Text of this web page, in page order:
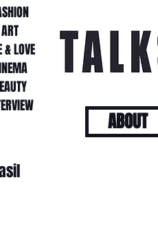
ART
& LOVE
ABOUT
ART
& LOVE